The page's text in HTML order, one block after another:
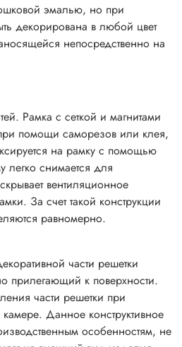
эмалью, но при
декорирована в любой цвет
непосредственно на
Рамка с сеткой и магнитами
помощи саморезов или клея,
на рамку с помощью
легко снимается для
вентиляционное
За счет такой конструкции
равномерно.
части решетки
прилегающий к поверхности.
части решетки при
Данное конструктивное
особенностям, не